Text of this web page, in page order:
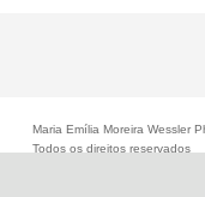
Maria Emília Moreira Wessler
Todos os direitos reservados